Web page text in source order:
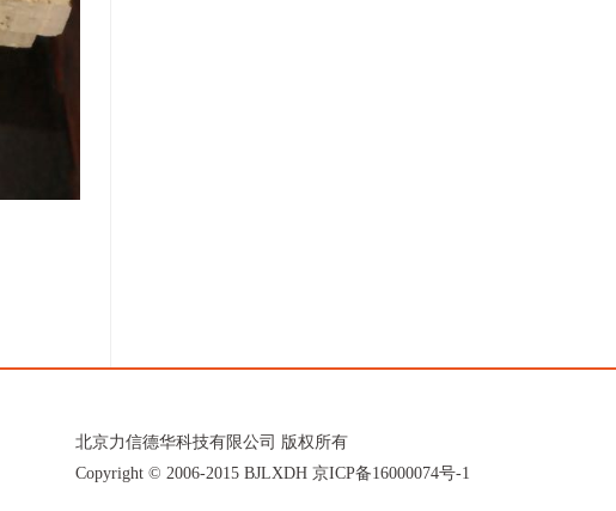
北京力信德华科技有限公司 版权所有
Copyright © 2006-2015 BJLXDH 京ICP备16000074号-1